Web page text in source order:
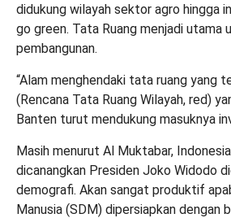
didukung wilayah sektor agro hingga
go green. Tata Ruang menjadi utama
pembangunan.
“Alam menghendaki tata ruang yang
(Rencana Tata Ruang Wilayah, red)
Banten turut mendukung masuknya
Masih menurut Al Muktabar,
dicanangkan Presiden Joko Widodo
demografi. Akan sangat produktif
Manusia (SDM) dipersiapkan dengan